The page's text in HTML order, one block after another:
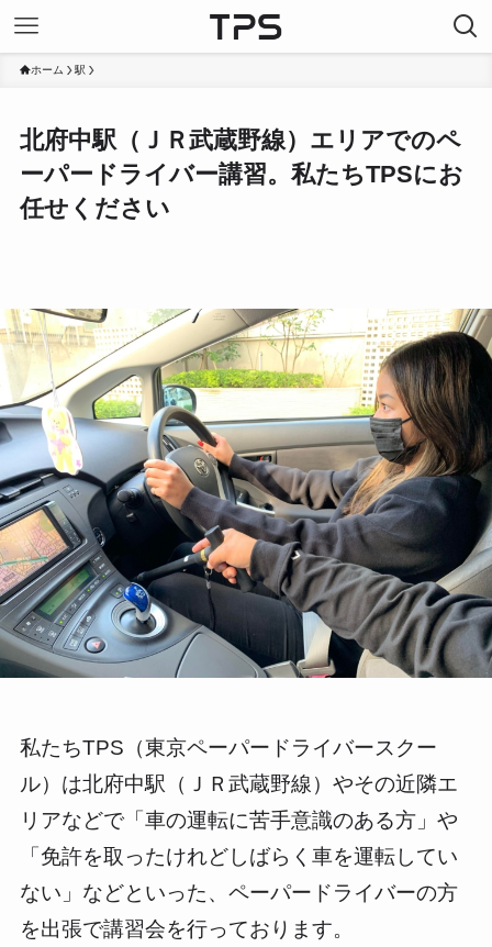
ホーム 駅
北府中駅（ＪＲ武蔵野線）エリアでのペ
ーパードライバー講習。私たちTPSにお
任せください
私たちTPS（東京ペーパードライバースクー
ル）は北府中駅（ＪＲ武蔵野線）やその近隣エ
リアなどで「車の運転に苦手意識のある方」や
「免許を取ったけれどしばらく車を運転してい
ない」などといった、ペーパードライバーの方
を出張で講習会を行っております。